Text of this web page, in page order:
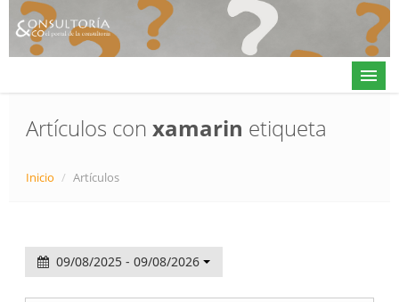
Contacto
Artículos con xamarin etiqueta
Inicio / Artículos
09/08/2025 - 09/08/2026